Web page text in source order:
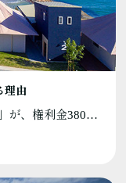
理由
が、権利金380…